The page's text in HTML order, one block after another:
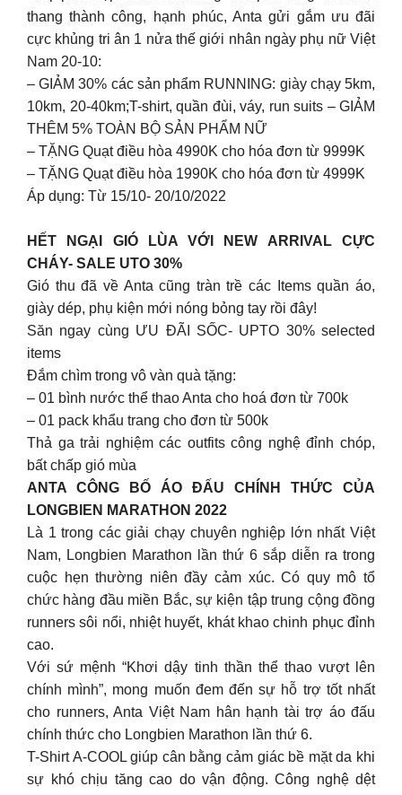
thang thành công, hạnh phúc, Anta gửi gắm ưu đãi
cực khủng tri ân 1 nửa thế giới nhân ngày phụ nữ Việt
Nam 20-10:
– GIẢM 30% các sản phẩm RUNNING: giày chạy 5km,
10km, 20-40km;T-shirt, quần đùi, váy, run suits – GIẢM
THÊM 5% TOÀN BỘ SẢN PHẨM NỮ
– TẶNG Quạt điều hòa 4990K cho hóa đơn từ 9999K
– TẶNG Quạt điều hòa 1990K cho hóa đơn từ 4999K
Áp dụng: Từ 15/10- 20/10/2022
HẾT NGẠI GIÓ LÙA VỚI NEW ARRIVAL CỰC
CHÁY- SALE UTO 30%
Gió thu đã về Anta cũng tràn trề các Items quần áo,
giày dép, phụ kiện mới nóng bỏng tay rồi đây!
Săn ngay cùng ƯU ĐÃI SỐC- UPTO 30% selected
items
Đắm chìm trong vô vàn quà tặng:
– 01 bình nước thể thao Anta cho hoá đơn từ 700k
– 01 pack khẩu trang cho đơn từ 500k
Thả ga trải nghiệm các outfits công nghệ đỉnh chóp,
bất chấp gió mùa
ANTA CÔNG BỐ ÁO ĐẤU CHÍNH THỨC CỦA
LONGBIEN MARATHON 2022
Là 1 trong các giải chạy chuyên nghiệp lớn nhất Việt
Nam, Longbien Marathon lần thứ 6 sắp diễn ra trong
cuộc hẹn thường niên đầy cảm xúc. Có quy mô tổ
chức hàng đầu miền Bắc, sự kiện tập trung cộng đồng
runners sôi nổi, nhiệt huyết, khát khao chinh phục đỉnh
cao.
Với sứ mệnh “Khơi dậy tinh thần thể thao vượt lên
chính mình”, mong muốn đem đến sự hỗ trợ tốt nhất
cho runners, Anta Việt Nam hân hạnh tài trợ áo đấu
chính thức cho Longbien Marathon lần thứ 6.
T-Shirt A-COOL giúp cân bằng cảm giác bề mặt da khi
sự khó chịu tăng cao do vận động. Công nghệ dệt